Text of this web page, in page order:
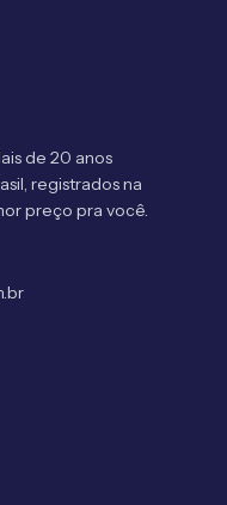
de 20 anos
registrados na
preço pra você.